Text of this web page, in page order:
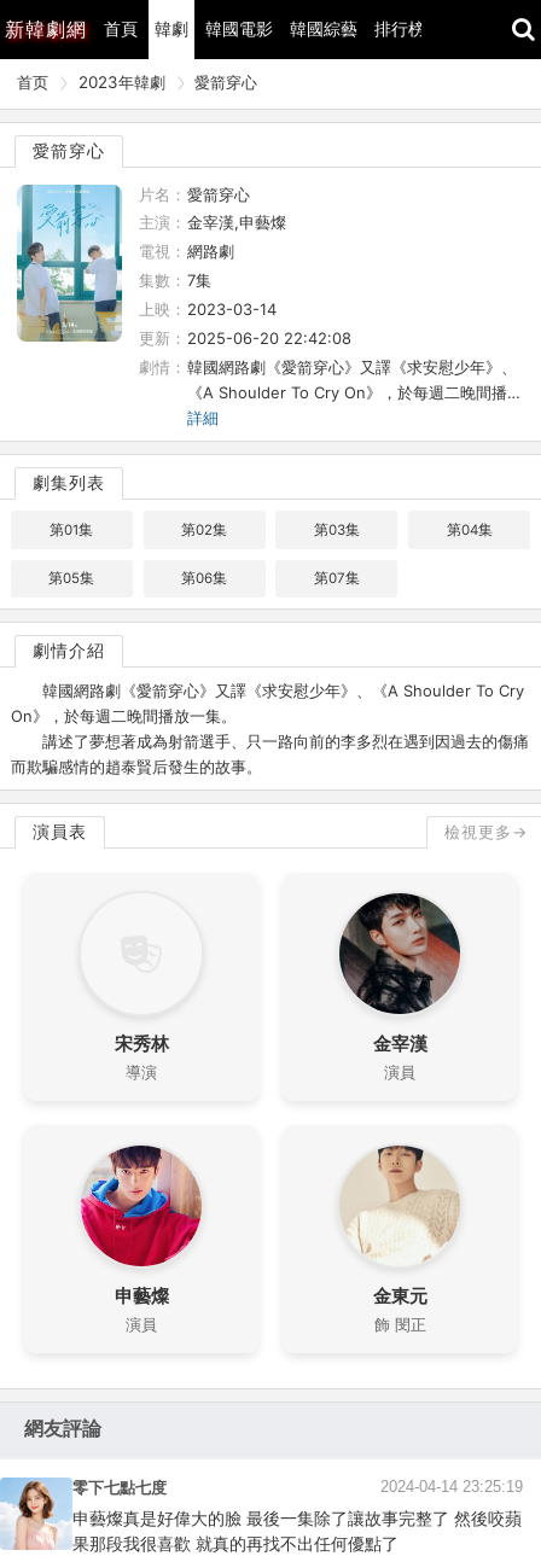
新韓劇網 首頁 韓劇 韓國電影 韓國綜藝 排行榜
首页 2023年韓劇 愛箭穿心
愛箭穿心
片名： 愛箭穿心
主演： 金宰漢,申藝燦
電視： 網路劇
集數： 7集
上映： 2023-03-14
更新： 2025-06-20 22:42:08
劇情： 韓國網路劇《愛箭穿心》又譯《求安慰少年》、
《A Shoulder To Cry On》，於每週二晚間播…
詳細
劇集列表
第01集 第02集 第03集 第04集
第05集 第06集 第07集
劇情介紹
韓國網路劇《愛箭穿心》又譯《求安慰少年》、《A Shoulder To Cry
On》，於每週二晚間播放一集。
講述了夢想著成為射箭選手、只一路向前的李多烈在遇到因過去的傷痛
而欺騙感情的趙泰賢后發生的故事。
演員表 檢視更多→
宋秀林
導演
金宰漢
演員
申藝燦
演員
金東元
飾 閔正
網友評論
零下七點七度 2024-04-14 23:25:19
申藝燦真是好偉大的臉 最後一集除了讓故事完整了 然後咬蘋
果那段我很喜歡 就真的再找不出任何優點了